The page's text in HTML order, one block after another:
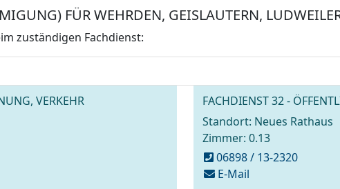
FÜR WEHRDEN, GEISLAUTERN,
zuständigen Fachdienst:
VERKEHR
FACHDIENST 32 -
Standort: Neues Rathaus
Zimmer: 0.13
06898 / 13-2320
E-Mailschreiben